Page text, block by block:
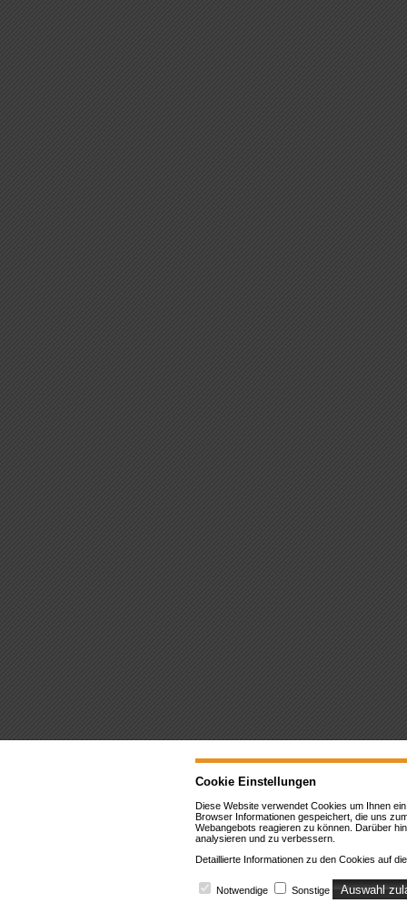
Cookie Einstellungen
Diese Website verwendet Cookies um Ihnen
Browser Informationen gespeichert, die uns
Webangebots reagieren zu können. Darüber
analysieren und zu verbessern.
Detaillierte Informationen zu den Cookies auf
Notwendige Sonstige Auswahl